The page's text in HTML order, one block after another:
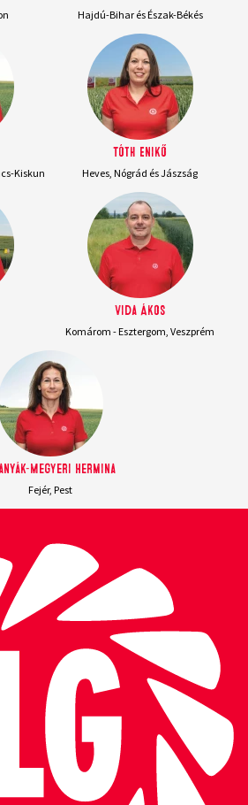
Hajdú-Bihar és Észak-Békés
Kiskun
Tóth Enikő
Heves, Nógrád és Jászság
Vida Ákos
Komárom - Esztergom, Veszprém
Megyeri Hermina
Fejér, Pest